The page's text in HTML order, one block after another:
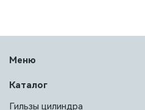
Меню
Каталог
Гильзы цилиндра